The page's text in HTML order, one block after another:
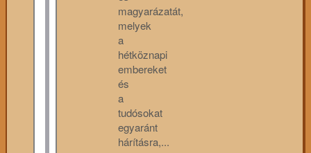
magyarázatát,
melyek
a
hétköznapi
embereket
és
a
tudósokat
egyaránt
hárításra,...